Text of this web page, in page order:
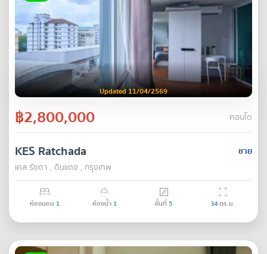
Updated 11/04/2569
฿2,800,000 คอนโด
ขาย
KES Ratchada
เคส รัชดา , ดินแดง , กรุงเทพ
ห้องนอน 1 ห้องน้ำ 1 ชั้นที่5 34ตร.ม.